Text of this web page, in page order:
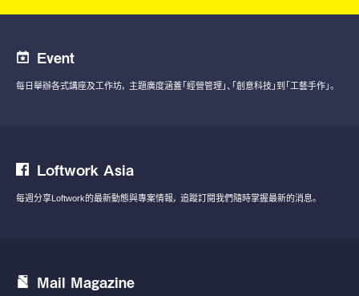
Event
每日舉辦各式講座及工作坊， 主題廣度涵蓋「經營管理」、「創意科技」到「工藝手作」。
Loftwork Asia
每週分享Loftwork的最新動態與專案情報， 追蹤訂閱我們隨時掌握最新的消息。
Mail Magazine